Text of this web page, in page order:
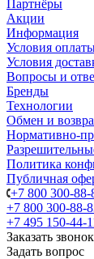
Партнёры
Акции
Информация
Условия
Условия
Вопросы и
Бренды
Технологии
Обмен и
Нормативно-
Политика
Публичная
+7 800 300-88-
+7 800 300-88-
+7 495 150-44-
Заказать звонок
Задать вопрос